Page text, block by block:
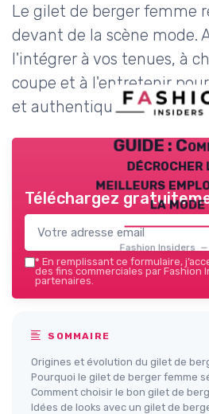
Le gilet de berger femme
devant de la scène mode.
l'intégrer à vos tenues, à
coupe et à l'entretenir
et authentique.
GUIDE :
décrocher
meilleurs
la mode
Fashion Insiders
Téléchargez
* En remplissant ce formulaire,
des fins commerciales par Fashion
partenaires.
SOMMAIRE
Origines et évolution du gilet de
Pourquoi le gilet de berger femme
Comment choisir le bon gilet de
Idées de looks avec un gilet de